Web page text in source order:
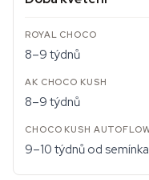
8–9 týdnů
8–9 týdnů
9–10 týdnů od semínka